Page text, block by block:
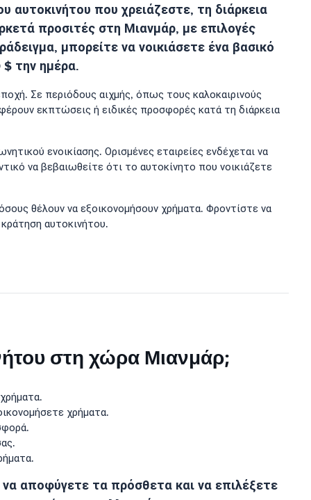
αυτοκινήτου που χρειάζεστε, τη διάρκεια
προσιτές στη Μιανμάρ, με επιλογές
μπορείτε να νοικιάσετε ένα βασικό
την ημέρα.
Σε περιόδους αιχμής, όπως τους καλοκαιρινούς
εκπτώσεις ή ειδικές προσφορές κατά τη διάρκεια
ενοικίασης. Ορισμένες εταιρείες ενδέχεται να
να βεβαιωθείτε ότι το αυτοκίνητο που νοικιάζετε
θέλουν να εξοικονομήσουν χρήματα. Φροντίστε να
αυτοκινήτου.
στη χώρα Μιανμάρ;
χρήματα.
αποφύγετε τα πρόσθετα και να επιλέξετε